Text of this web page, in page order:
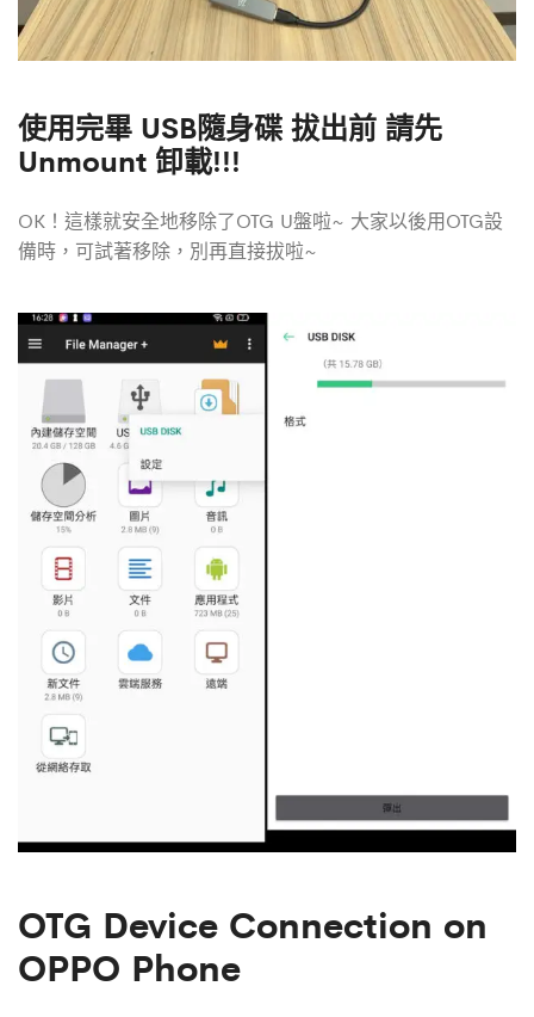
使用完畢 USB隨身碟 拔出前 請先
Unmount 卸載!!!
OK！這樣就安全地移除了OTG U盤啦~ 大家以後用OTG設
備時，可試著移除，別再直接拔啦~
OTG Device Connection on
OPPO Phone